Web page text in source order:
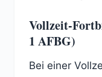
Vollzeit-
1 AFBG)
Bei einer